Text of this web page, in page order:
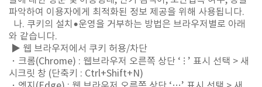
파악하여 이용자에게 최적화된 정보 제공을 위해 사용됩니다.
나. 쿠키의 설치•운영을 거부하는 방법은 브라우저별로 아래
와 같습니다.
▶ 웹 브라우저에서 쿠키 허용/차단
･ 크롬(Chrome) : 웹브라우저 오른쪽 상단 ‘ ⁝ ’ 표시 선택 > 새
시크릿 창 (단축키 : Ctrl+Shift+N)